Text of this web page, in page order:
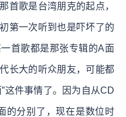
首歌是台湾朋克的起点，
第一次听到也是吓坏了的
首歌都是那张专辑的A面
长大的听众朋友，可能都
这件事情了。因为自从CD
的分别了，现在是数位时